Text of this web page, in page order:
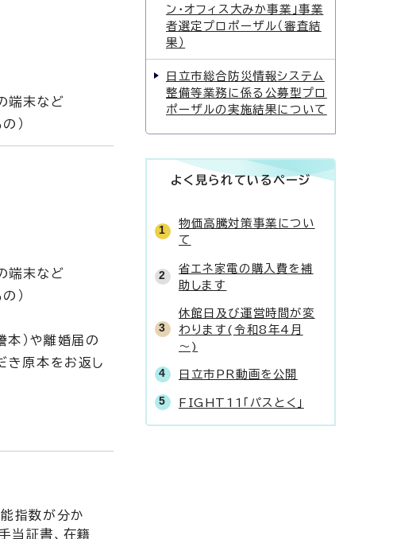
端末など
）
端末など
）
本）や離婚届の
き原本をお返し
指数が分か
当証書、在籍
ン・オフィス大みか事業」事業
者選定プロポーザル（審査結
果）
日立市総合防災情報システム
整備等業務に係る公募型プロ
ポーザルの実施結果について
よく見られているページ
物価高騰対策事業につい
て
省エネ家電の購入費を補
助します
休館日及び運営時間が変
わります(令和8年4月
～)
日立市PR動画を公開
FIGHT11「パスとく」